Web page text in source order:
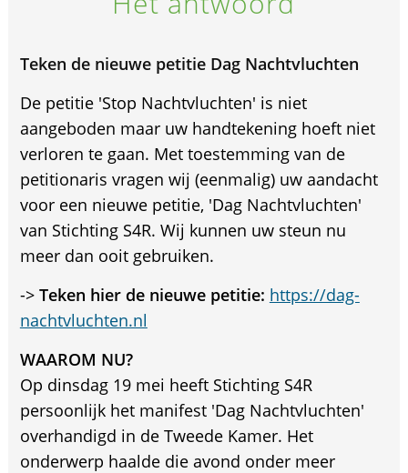
Teken de nieuwe petitie Dag Nachtvluchten
De petitie 'Stop Nachtvluchten' is niet
aangeboden maar uw handtekening hoeft niet
verloren te gaan. Met toestemming van de
petitionaris vragen wij (eenmalig) uw aandacht
voor een nieuwe petitie, 'Dag Nachtvluchten'
van Stichting S4R. Wij kunnen uw steun nu
meer dan ooit gebruiken.
-> Teken hier de nieuwe petitie: https://dag-
nachtvluchten.nl
WAAROM NU?
Op dinsdag 19 mei heeft Stichting S4R
persoonlijk het manifest 'Dag Nachtvluchten'
overhandigd in de Tweede Kamer. Het
onderwerp haalde die avond onder meer